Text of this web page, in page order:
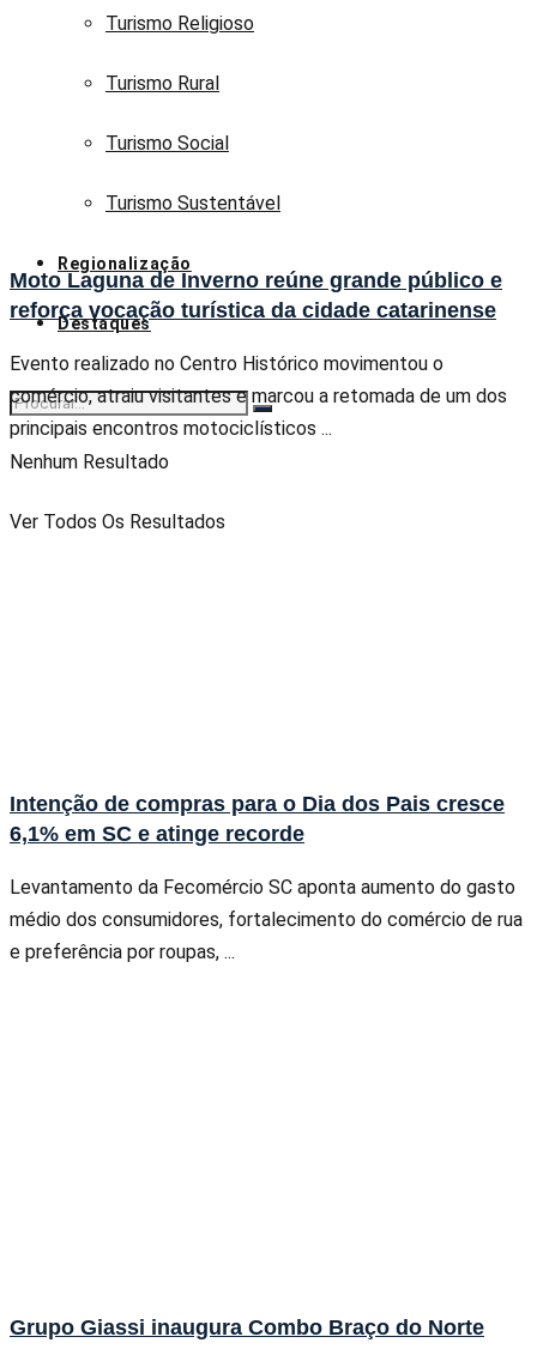
Turismo Religioso
Turismo Rural
Turismo Social
Turismo Sustentável
Regionalização
Destaques
Nenhum Resultado
Ver Todos Os Resultados
Moto Laguna de Inverno reúne grande público e
reforça vocação turística da cidade catarinense
Evento realizado no Centro Histórico movimentou o
comércio, atraiu visitantes e marcou a retomada de um dos
principais encontros motociclísticos ...
Intenção de compras para o Dia dos Pais cresce
6,1% em SC e atinge recorde
Levantamento da Fecomércio SC aponta aumento do gasto
médio dos consumidores, fortalecimento do comércio de rua
e preferência por roupas, ...
Grupo Giassi inaugura Combo Braço do Norte